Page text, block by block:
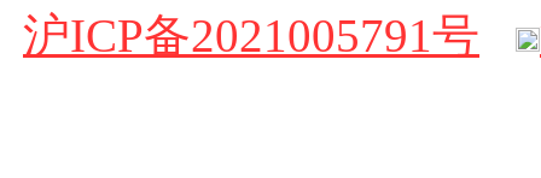
沪ICP备2021005791号